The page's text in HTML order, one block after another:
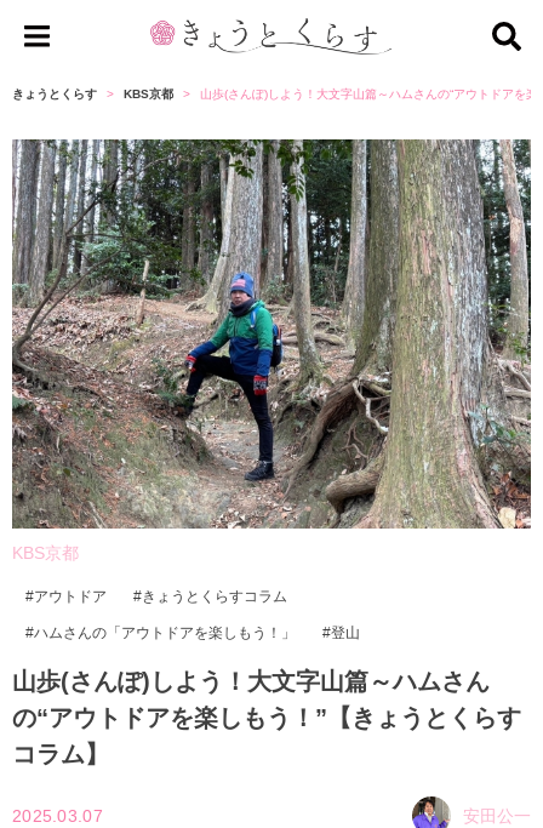
ょ
と
く
ら
す
きょうとくらす KBS京都 山歩(さんぽ)しよう！大文字山篇～ハムさんの“アウトドアを
KBS京都
アウトドア きょうとくらすコラム
ハムさんの「アウトドアを楽しもう！」 登山
山歩(さんぽ)しよう！大文字山篇～ハムさん
の“アウトドアを楽しもう！”【きょうとくらす
コラム】
2025.03.07 安田公一